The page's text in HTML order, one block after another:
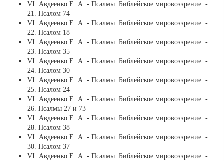
VI. Авдеенко Е. А. - Псалмы. Библейское мировоззрение. -
21. Псалом 74
VI. Авдеенко Е. А. - Псалмы. Библейское мировоззрение. -
22. Псалом 18
VI. Авдеенко Е. А. - Псалмы. Библейское мировоззрение. -
23. Псалом 35
VI. Авдеенко Е. А. - Псалмы. Библейское мировоззрение. -
24. Псалом 30
VI. Авдеенко Е. А. - Псалмы. Библейское мировоззрение. -
25. Псалом 24
VI. Авдеенко Е. А. - Псалмы. Библейское мировоззрение. -
26. Псалмы 27 и 73
VI. Авдеенко Е. А. - Псалмы. Библейское мировоззрение. -
28. Псалом 38
VI. Авдеенко Е. А. - Псалмы. Библейское мировоззрение. -
30. Псалом 37
VI. Авдеенко Е. А. - Псалмы. Библейское мировоззрение. -